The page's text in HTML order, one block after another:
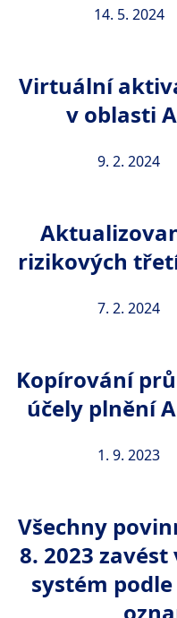
14. 5. 2024
9. 2. 2024
Virtuální
v oblasti
7. 2. 2024
rizikových
1. 9. 2023
Kopírování
účely plnění
Všechny
8. 2023
systém